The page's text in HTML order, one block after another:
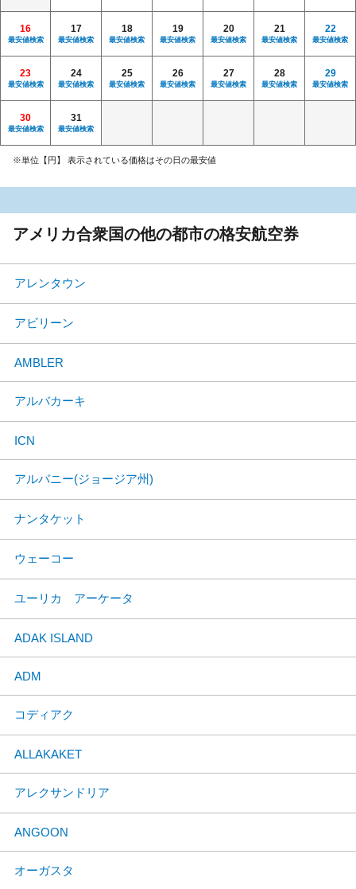
16
最安値検索
17
最安値検索
18
最安値検索
19
最安値検索
20
最安値検索
21
最安値検索
22
最安値検索
23
最安値検索
24
最安値検索
25
最安値検索
26
最安値検索
27
最安値検索
28
最安値検索
29
最安値検索
30
最安値検索
31
最安値検索
※単位【円】 表示されている価格はその日の最安値
アメリカ合衆国の他の都市の格安航空券
アレンタウン
アビリーン
AMBLER
アルバカーキ
ICN
アルバニー(ジョージア州)
ナンタケット
ウェーコー
ユーリカ アーケータ
ADAK ISLAND
ADM
コディアク
ALLAKAKET
アレクサンドリア
ANGOON
オーガスタ